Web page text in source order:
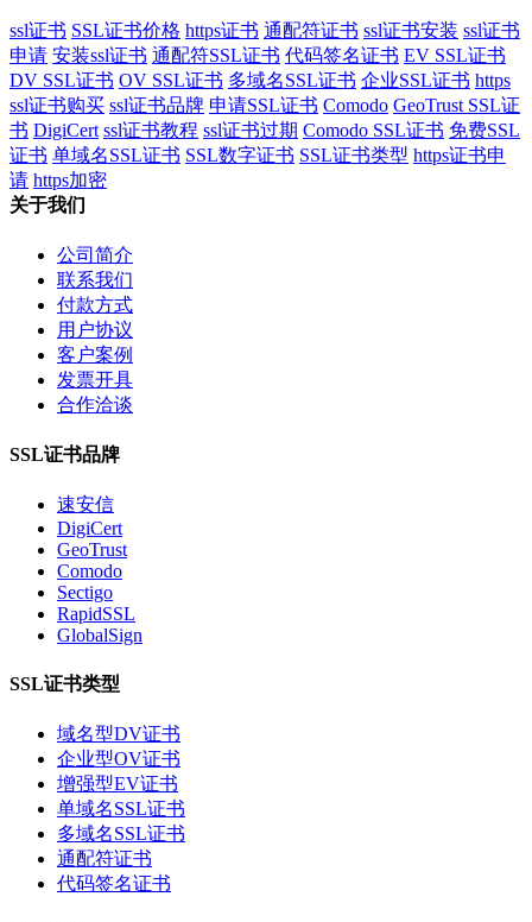
ssl证书 SSL证书价格 https证书 通配符证书 ssl证书安装 ssl证书
申请 安装ssl证书 通配符SSL证书 代码签名证书 EV SSL证书
DV SSL证书 OV SSL证书 多域名SSL证书 企业SSL证书 https
ssl证书购买 ssl证书品牌 申请SSL证书 Comodo GeoTrust SSL证
书 DigiCert ssl证书教程 ssl证书过期 Comodo SSL证书 免费SSL
证书 单域名SSL证书 SSL数字证书 SSL证书类型 https证书申
请 https加密
关于我们
公司简介
联系我们
付款方式
用户协议
客户案例
发票开具
合作洽谈
SSL证书品牌
速安信
DigiCert
GeoTrust
Comodo
Sectigo
RapidSSL
GlobalSign
SSL证书类型
域名型DV证书
企业型OV证书
增强型EV证书
单域名SSL证书
多域名SSL证书
通配符证书
代码签名证书